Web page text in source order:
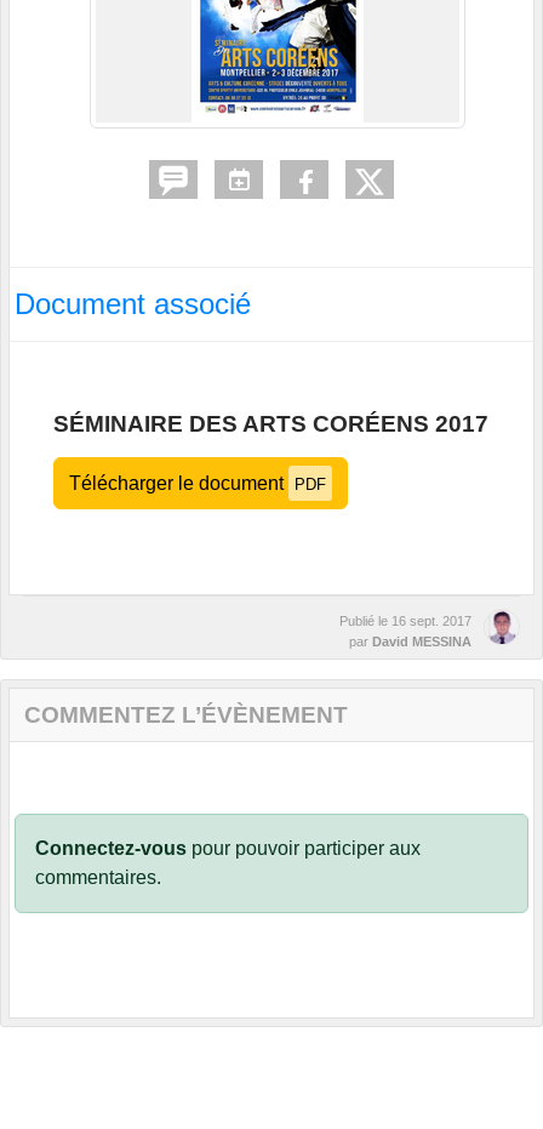
Document associé
SÉMINAIRE DES ARTS CORÉENS 2017
Télécharger le document PDF
Publié le 16 sept. 2017
par David MESSINA
COMMENTEZ L’ÉVÈNEMENT
Connectez-vous pour pouvoir participer aux
commentaires.